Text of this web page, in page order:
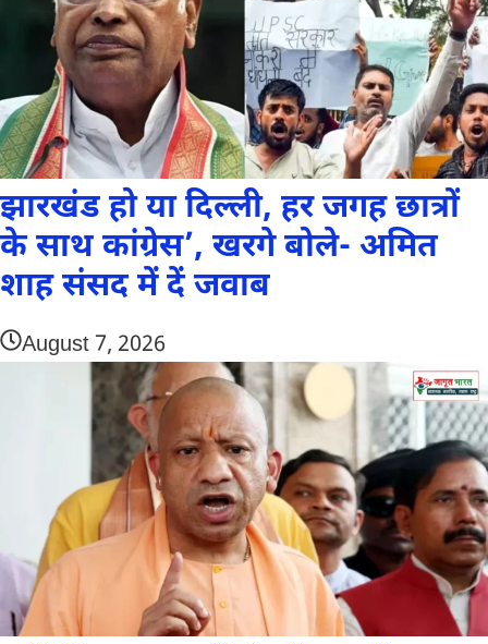
झारखंड हो या दिल्ली, हर जगह छात्रों
के साथ कांग्रेस’, खरगे बोले- अमित
शाह संसद में दें जवाब
August 7, 2026